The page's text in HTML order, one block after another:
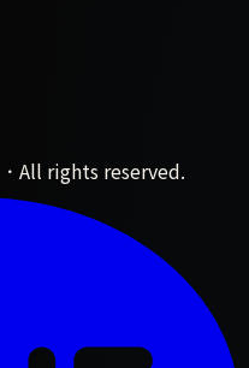
．All rights reserved.